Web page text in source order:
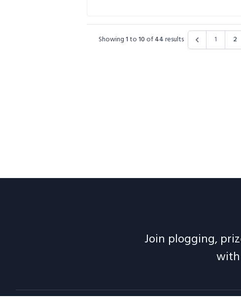
Showing1to10 of44results 1 2
Join plogging,